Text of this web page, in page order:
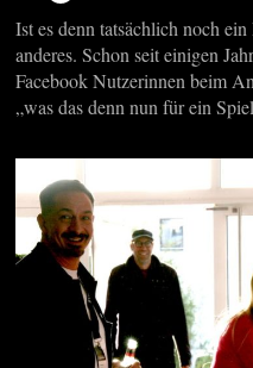
Ist es denn tatsächlich noch
anderes. Schon seit einigen
Facebook Nutzerinnen beim
„was das denn nun für ein